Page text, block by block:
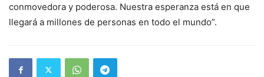
conmovedora y poderosa. Nuestra esperanza está en que
llegará a millones de personas en todo el mundo”.